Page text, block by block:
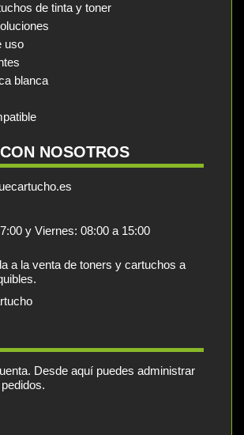
de tinta y toner
uso
blanca
NOSOTROS
y Viernes: 08:00 a 15:00
a la venta de toners y cartuchos a
Desde aquí puedes administrar